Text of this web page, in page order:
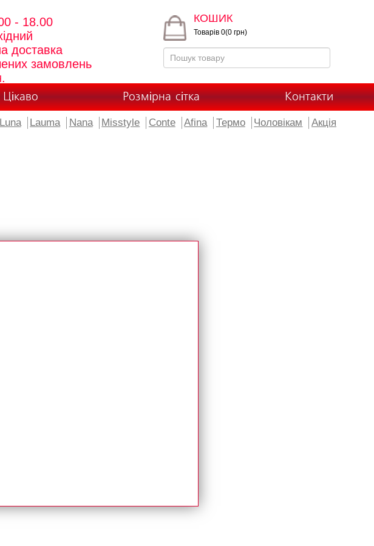
- 18.00
доставка
замовлень
КОШИК
Товарів 0(0 грн)
Цікаво Розмірна сітка Контакти
Luna Lauma Nana Misstyle Conte Afina Термо Чоловікам Акція